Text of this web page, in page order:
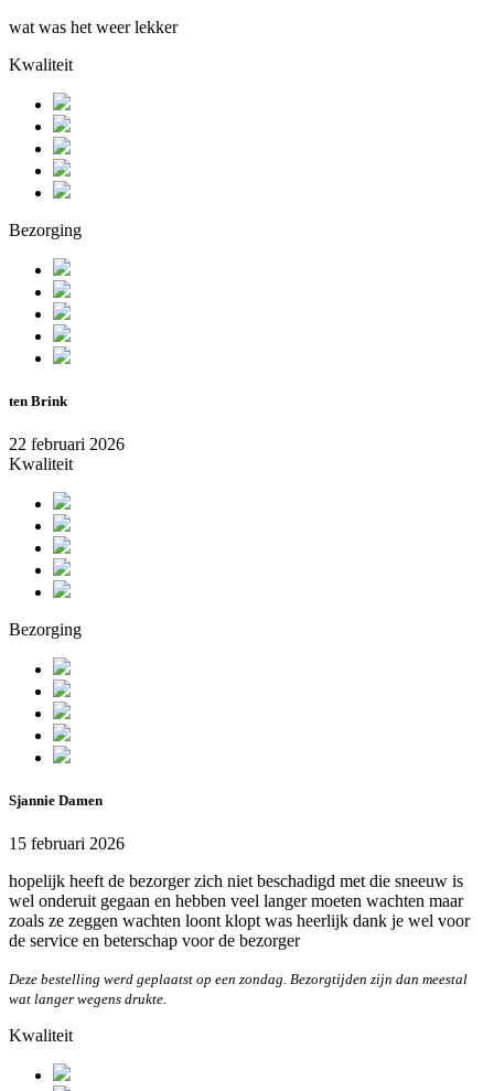
wat was het weer lekker
Kwaliteit
Bezorging
ten Brink
22 februari 2026
Kwaliteit
Bezorging
Sjannie Damen
15 februari 2026
hopelijk heeft de bezorger zich niet beschadigd met die sneeuw is
wel onderuit gegaan en hebben veel langer moeten wachten maar
zoals ze zeggen wachten loont klopt was heerlijk dank je wel voor
de service en beterschap voor de bezorger
Deze bestelling werd geplaatst op een zondag. Bezorgtijden zijn dan meestal
wat langer wegens drukte.
Kwaliteit